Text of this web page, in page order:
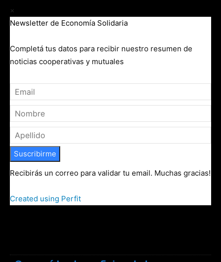
×
Newsletter de Economía Solidaria
Completá tus datos para recibir nuestro resumen de
noticias cooperativas y mutuales
Suscribirme
Recibirás un correo para validar tu email. Muchas gracias!
Created using Perfit